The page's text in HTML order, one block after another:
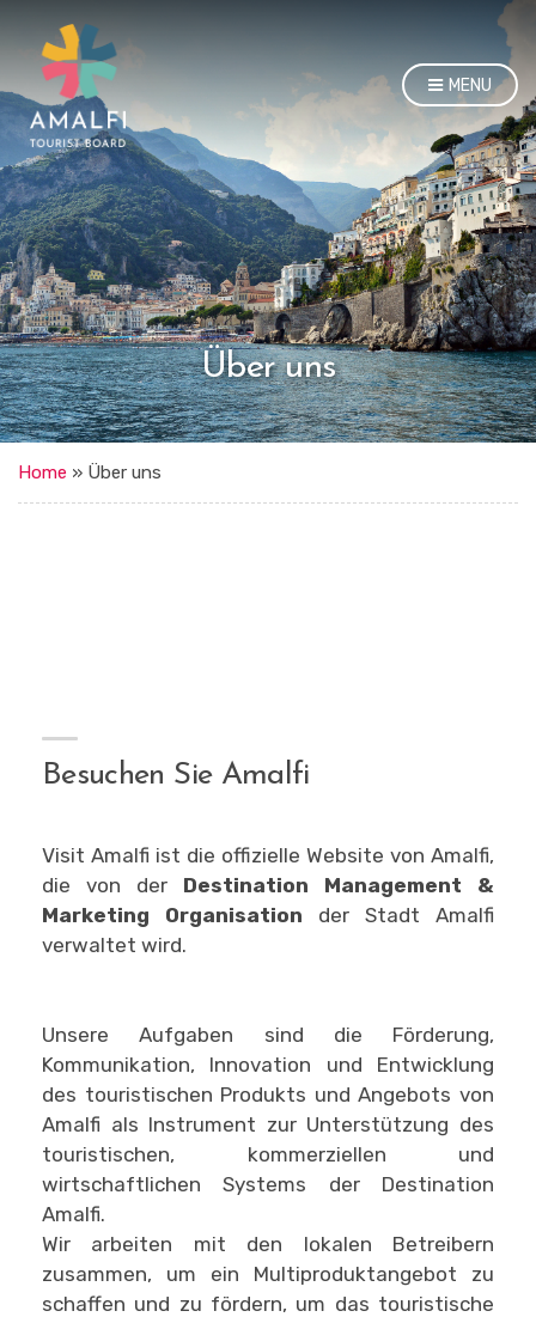
MENU
Über uns
Home » Über uns
Besuchen Sie Amalfi
Visit Amalfi ist die offizielle Website von Amalfi,
die von der Destination Management &
Marketing Organisation der Stadt Amalfi
verwaltet wird.
Unsere Aufgaben sind die Förderung,
Kommunikation, Innovation und Entwicklung
des touristischen Produkts und Angebots von
Amalfi als Instrument zur Unterstützung des
touristischen, kommerziellen und
wirtschaftlichen Systems der Destination
Amalfi.
Wir arbeiten mit den lokalen Betreibern
zusammen, um ein Multiproduktangebot zu
schaffen und zu fördern, um das touristische